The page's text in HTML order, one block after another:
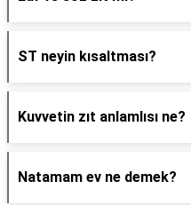
ST neyin kısaltması?
Kuvvetin zıt anlamlısı ne?
Natamam ev ne demek?